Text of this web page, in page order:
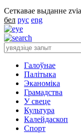
Сеткавае выданне
бел рус eng
Галоўнае
Палітыка
Эканоміка
Грамадства
У свеце
Культура
Калейдаскоп
Спорт